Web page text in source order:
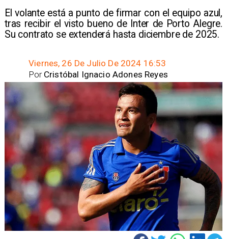
​El volante está a punto de firmar con el equipo azul,
tras recibir el visto bueno de Inter de Porto Alegre.
Su contrato se extenderá hasta diciembre de 2025.
Viernes, 26 De Julio De 2024 16:53
Cristóbal Ignacio Adones Reyes
Por